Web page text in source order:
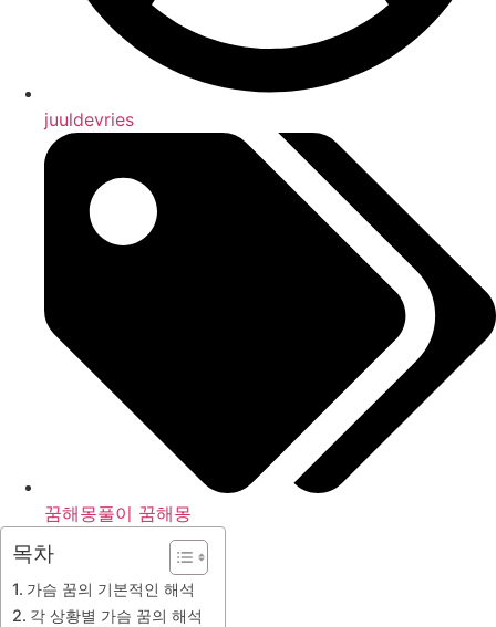
juuldevries
꿈해몽풀이 꿈해몽
목차
가슴 꿈의 기본적인 해석
각 상황별 가슴 꿈의 해석